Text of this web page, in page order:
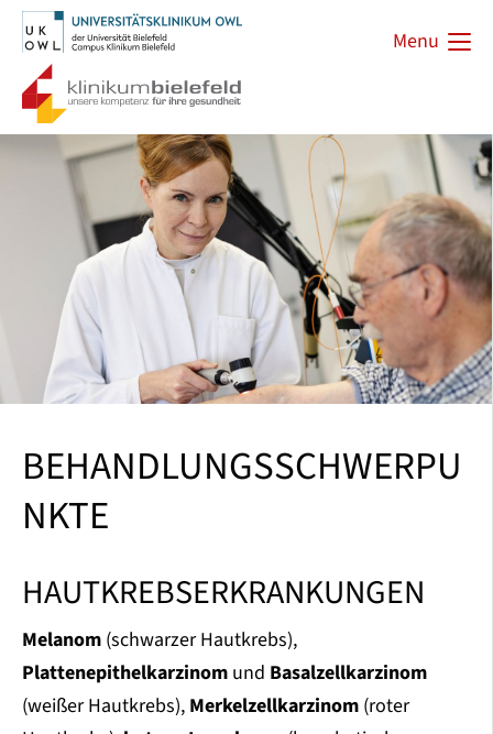
Menu
BEHANDLUNGSSCHWERPU
NKTE
HAUTKREBSERKRANKUNGEN
Melanom (schwarzer Hautkrebs),
Plattenepithelkarzinom und Basalzellkarzinom
(weißer Hautkrebs), Merkelzellkarzinom (roter